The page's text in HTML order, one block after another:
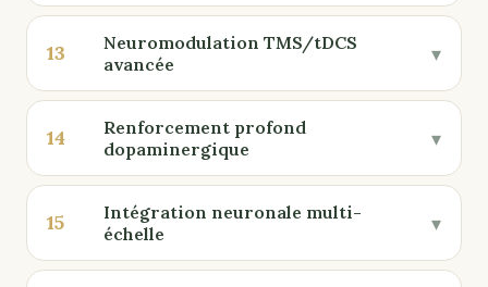
13
Neuromodulation TMS/tDCS
avancée
▾
14
Renforcement profond
dopaminergique
▾
15
Intégration neuronale multi-
échelle
▾